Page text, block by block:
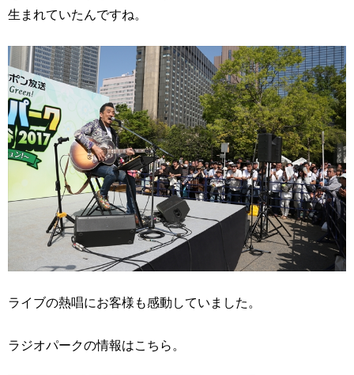
生まれていたんですね。
ライブの熱唱にお客様も感動していました。
ラジオパークの情報はこちら。